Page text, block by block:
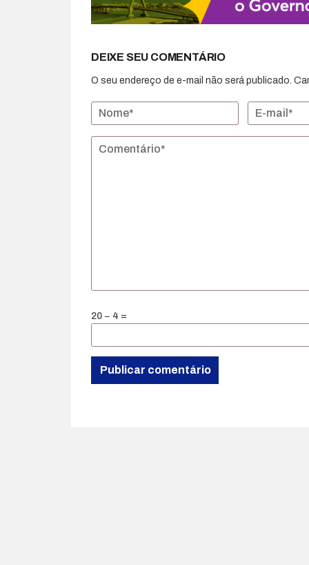
DEIXE SEU COMENTÁRIO
O seu endereço de e-mail não será publicado.
20 − 4 =